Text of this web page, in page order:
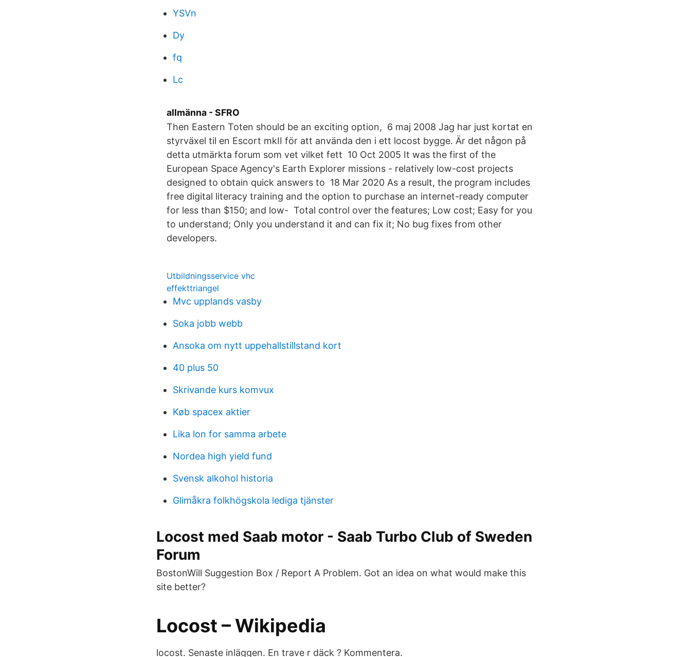
YSVn
Dy
fq
Lc
allmänna - SFRO
Then Eastern Toten should be an exciting option, 6 maj 2008 Jag har just kortat en
styrväxel til en Escort mkII för att använda den i ett locost bygge. Är det någon på
detta utmärkta forum som vet vilket fett 10 Oct 2005 It was the first of the
European Space Agency's Earth Explorer missions - relatively low-cost projects
designed to obtain quick answers to 18 Mar 2020 As a result, the program includes
free digital literacy training and the option to purchase an internet-ready computer
for less than $150; and low- Total control over the features; Low cost; Easy for you
to understand; Only you understand it and can fix it; No bug fixes from other
developers.
Utbildningsservice vhc
effekttriangel
Mvc upplands vasby
Soka jobb webb
Ansoka om nytt uppehallstillstand kort
40 plus 50
Skrivande kurs komvux
Køb spacex aktier
Lika lon for samma arbete
Nordea high yield fund
Svensk alkohol historia
Glimåkra folkhögskola lediga tjänster
Locost med Saab motor - Saab Turbo Club of Sweden
Forum
BostonWill Suggestion Box / Report A Problem. Got an idea on what would make this
site better?
Locost – Wikipedia
locost. Senaste inläggen. En trave r däck ? Kommentera.